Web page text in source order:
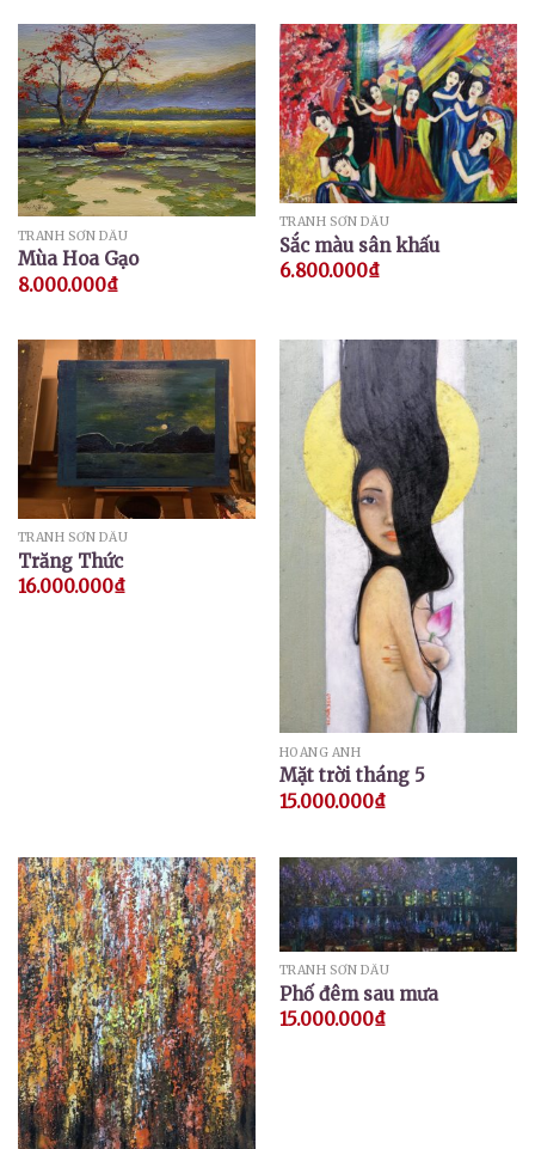
TRANH SƠN DẦU
Mùa Hoa Gạo
8.000.000₫
TRANH SƠN DẦU
Sắc màu sân khấu
6.800.000₫
TRANH SƠN DẦU
Trăng Thức
16.000.000₫
HOÀNG ANH
Mặt trời tháng 5
15.000.000₫
TRANH SƠN DẦU
Phố đêm sau mưa
15.000.000₫